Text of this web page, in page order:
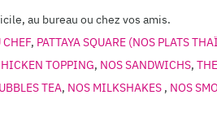
au bureau ou chez vos amis.
CHEF, PATTAYA SQUARE (NOS PLATS
TOPPING, NOS SANDWICHS,
TEA, NOS MILKSHAKES , NOS